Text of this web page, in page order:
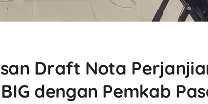
Draft Nota
dengan Pemkab